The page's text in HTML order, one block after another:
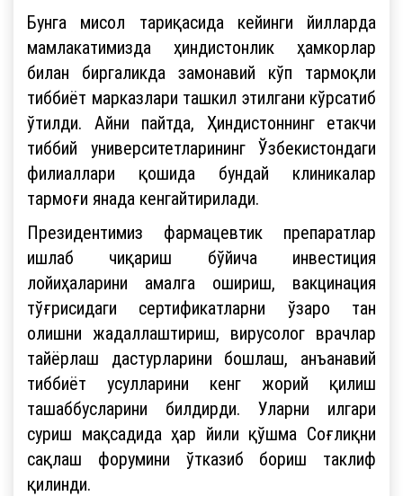
Бунга мисол тариқасида кейинги йилларда
мамлакатимизда ҳиндистонлик ҳамкорлар
билан биргаликда замонавий кўп тармоқли
тиббиёт марказлари ташкил этилгани кўрсатиб
ўтилди. Айни пайтда, Ҳиндистоннинг етакчи
тиббий университетларининг Ўзбекистондаги
филиаллари қошида бундай клиникалар
тармоғи янада кенгайтирилади.
Президентимиз фармацевтик препаратлар
ишлаб чиқариш бўйича инвестиция
лойиҳаларини амалга ошириш, вакцинация
тўғрисидаги сертификатларни ўзаро тан
олишни жадаллаштириш, вирусолог врачлар
тайёрлаш дастурларини бошлаш, анъанавий
тиббиёт усулларини кенг жорий қилиш
ташаббусларини билдирди. Уларни илгари
суриш мақсадида ҳар йили қўшма Соғлиқни
сақлаш форумини ўтказиб бориш таклиф
қилинди.